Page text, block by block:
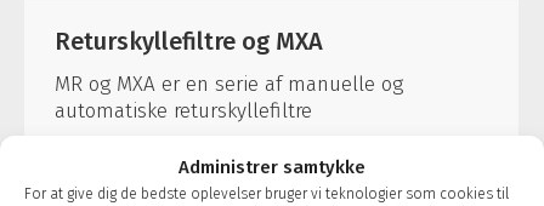
Administrer samtykke
For at give dig de bedste oplevelser bruger vi teknologier som cookies til
Returskyllefiltre og MXA
MR og MXA er en serie af manuelle og
automatiske returskyllefiltre